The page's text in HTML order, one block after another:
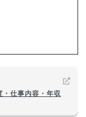
・仕事内容・年収